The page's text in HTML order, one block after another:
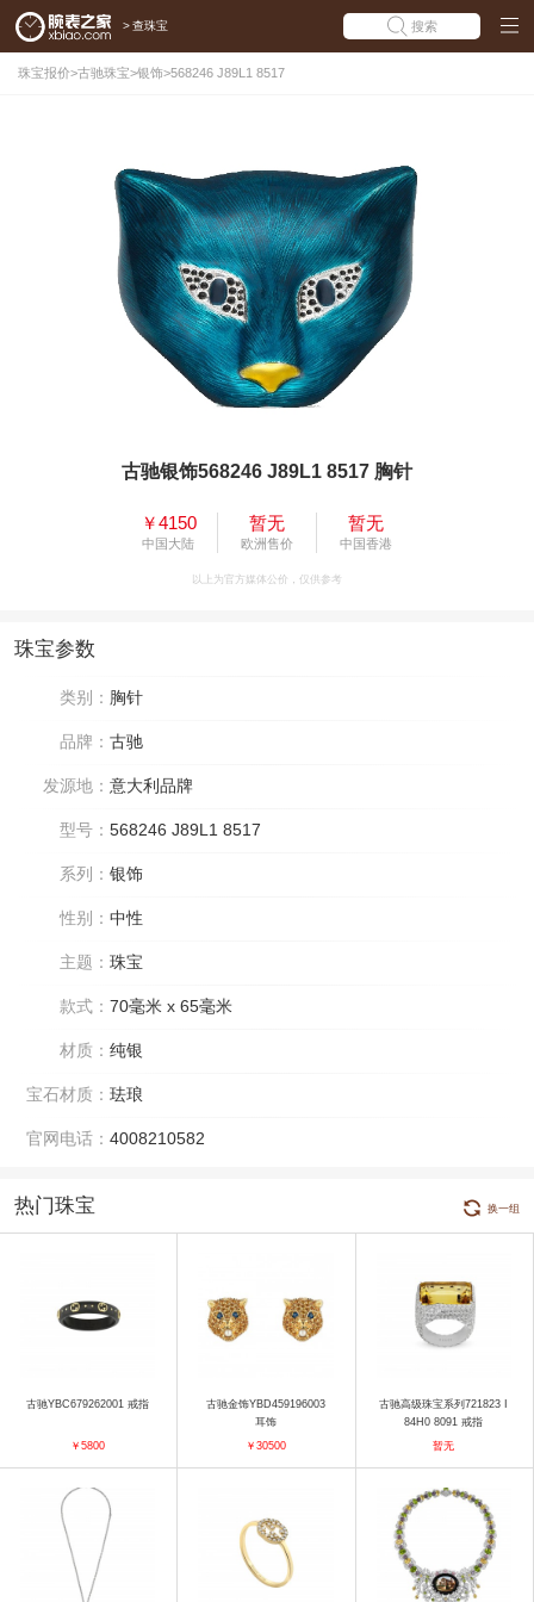
> 查珠宝 搜索
珠宝报价>古驰珠宝>银饰>568246 J89L1 8517
古驰银饰568246 J89L1 8517 胸针
￥4150
中国大陆
暂无
欧洲售价
暂无
中国香港
以上为官方媒体公价，仅供参考
珠宝参数
类别： 胸针
品牌： 古驰
发源地： 意大利品牌
型号： 568246 J89L1 8517
系列： 银饰
性别： 中性
主题： 珠宝
款式： 70毫米 x 65毫米
材质： 纯银
宝石材质： 珐琅
官网电话： 4008210582
热门珠宝 换一组
古驰YBC679262001 戒指
￥5800
古驰金饰YBD459196003
耳饰
￥30500
古驰高级珠宝系列721823 I
84H0 8091 戒指
暂无